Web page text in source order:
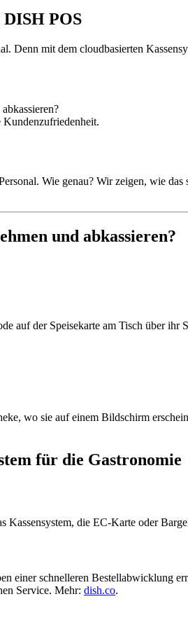
DISH POS
Denn mit dem cloudbasierten
Wie genau? Wir zeigen, wie
und abkassieren?
auf der Speisekarte am Tisch über ihr
wo sie auf einem Bildschirm
für die Gastronomie
die EC-Karte oder
schnelleren Bestellabwicklung
Service. Mehr: dish.co.